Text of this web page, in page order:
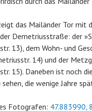
das Mailänder Tor mit
Demetriusstraße: der
13), dem Wohn- und
14) und der
15). Daneben ist noch
sehen, die wenige Jahre
Fotografen: 47.883990,